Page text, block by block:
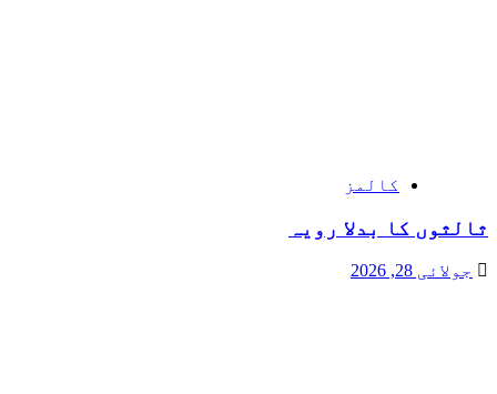
کالمز
ثالثوں کا بدلا رویہ
جولائی 28, 2026